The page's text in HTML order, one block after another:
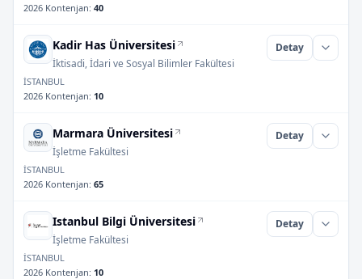
2026 Kontenjan: 40
Kadir Has Üniversitesi
İktisadi, İdari ve Sosyal Bilimler Fakültesi
Detay
İSTANBUL
2026 Kontenjan: 10
Marmara Üniversitesi
İşletme Fakültesi
Detay
İSTANBUL
2026 Kontenjan: 65
Istanbul Bilgi Üniversitesi
İşletme Fakültesi
Detay
İSTANBUL
2026 Kontenjan: 10